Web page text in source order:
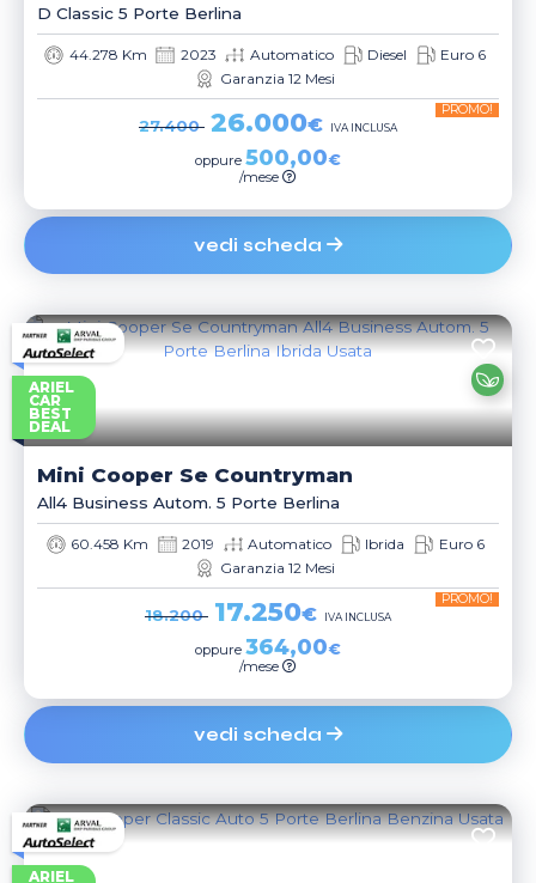
D Classic 5 Porte Berlina
44.278 Km 2023 Automatico Diesel
Euro 6
Garanzia 12 Mesi
27.400 26.000€
PROMO!
IVA INCLUSA
oppure 500,00€
/mese
vedi scheda
ARIEL
CAR
BEST
DEAL
Mini Cooper Se Countryman
All4 Business Autom. 5 Porte Berlina
60.458 Km 2019 Automatico Ibrida
Euro 6
Garanzia 12 Mesi
18.200 17.250€
PROMO!
IVA INCLUSA
oppure 364,00€
/mese
vedi scheda
ARIEL